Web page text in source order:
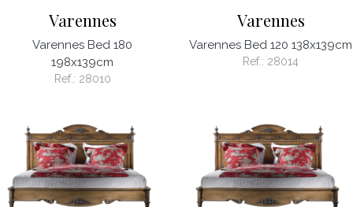
Varennes
Varennes Bed 180
198x139cm
Ref.: 28010
Varennes
Varennes Bed 120 138x139cm
Ref.: 28014